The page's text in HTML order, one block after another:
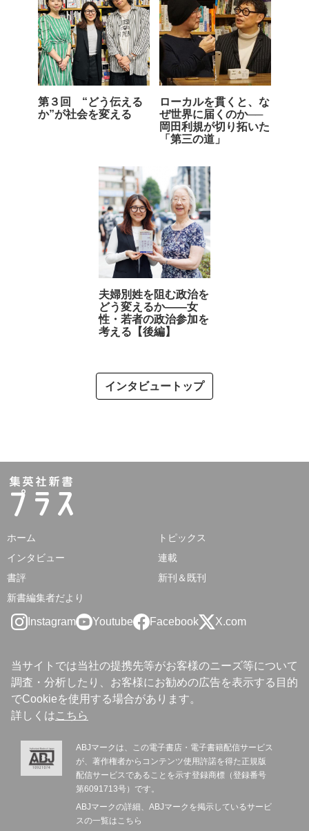
第３回 “どう伝える
か”が社会を変える
ローカルを貫くと、な
ぜ世界に届くのか──
岡田利規が切り拓いた
「第三の道」
夫婦別姓を阻む政治を
どう変えるか――女
性・若者の政治参加を
考える【後編】
インタビュートップ
ホーム
トピックス
インタビュー
連載
書評
新刊＆既刊
新書編集者だより
Instagram Youtube Facebook X.com
当サイトでは当社の提携先等がお客様のニーズ等について
調査・分析したり、お客様にお勧めの広告を表示する目的
でCookieを使用する場合があります。
詳しくはこちら
ABJマークは、この電子書店・電子書籍配信サービス
が、著作権者からコンテンツ使用許諾を得た正規版
配信サービスであることを示す登録商標（登録番号
第6091713号）です。
ABJマークの詳細、ABJマークを掲示しているサービ
スの一覧は こちら